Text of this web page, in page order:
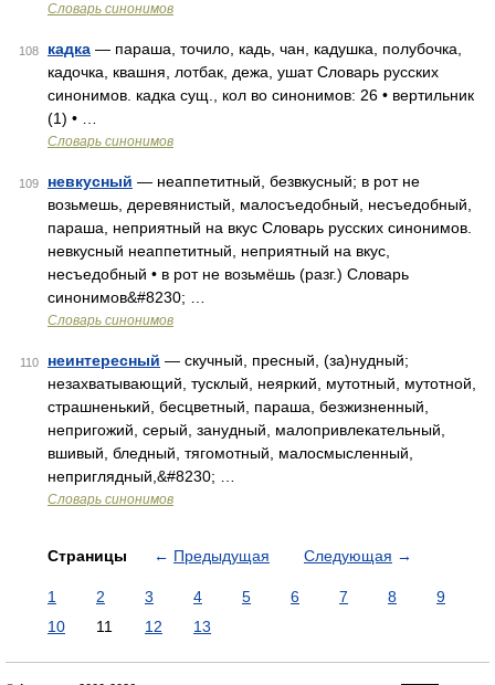
Словарь синонимов
108 кадка — параша, точило, кадь, чан, кадушка, полубочка,
кадочка, квашня, лотбак, дежа, ушат Словарь русских
синонимов. кадка сущ., кол во синонимов: 26 • вертильник
(1) • …
Словарь синонимов
109 невкусный — неаппетитный, безвкусный; в рот не
возьмешь, деревянистый, малосъедобный, несъедобный,
параша, неприятный на вкус Словарь русских синонимов.
невкусный неаппетитный, неприятный на вкус,
несъедобный • в рот не возьмёшь (разг.) Словарь
синонимов&#8230; …
Словарь синонимов
110 неинтересный — скучный, пресный, (за)нудный;
незахватывающий, тусклый, неяркий, мутотный, мутотной,
страшненький, бесцветный, параша, безжизненный,
непригожий, серый, занудный, малопривлекательный,
вшивый, бледный, тягомотный, малосмысленный,
неприглядный,&#8230; …
Словарь синонимов
Страницы ← Предыдущая Следующая →
1 2 3 4 5 6 7 8
9
10
11 12 13